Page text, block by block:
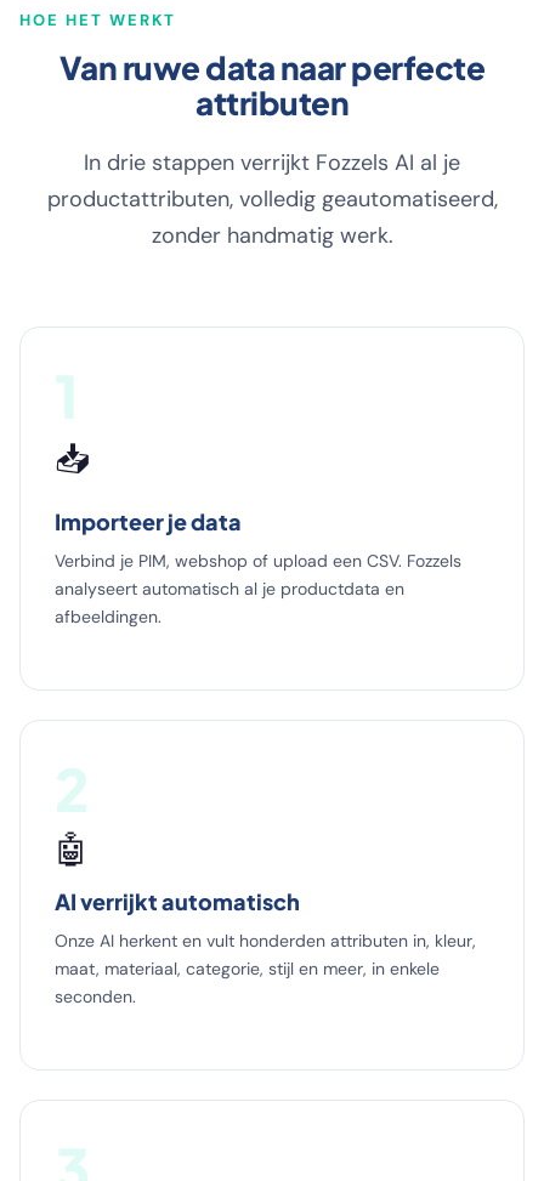
HOE HET WERKT
Van ruwe data naar perfecte
attributen
In drie stappen verrijkt Fozzels AI al je
productattributen, volledig geautomatiseerd,
zonder handmatig werk.
1
📥
Importeer je data
Verbind je PIM, webshop of upload een CSV. Fozzels
analyseert automatisch al je productdata en
afbeeldingen.
2
🤖
AI verrijkt automatisch
Onze AI herkent en vult honderden attributen in, kleur,
maat, materiaal, categorie, stijl en meer, in enkele
seconden.